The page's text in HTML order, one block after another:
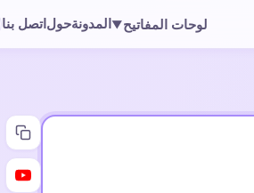
لوحات المفاتيح▼المدونةحولاتصل بنا